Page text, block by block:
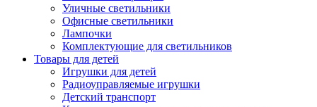
Уличные светильники
Офисные светильники
Лампочки
Комплектующие для светильников
Товары для детей
Игрушки для детей
Радиоуправляемые игрушки
Детский транспорт